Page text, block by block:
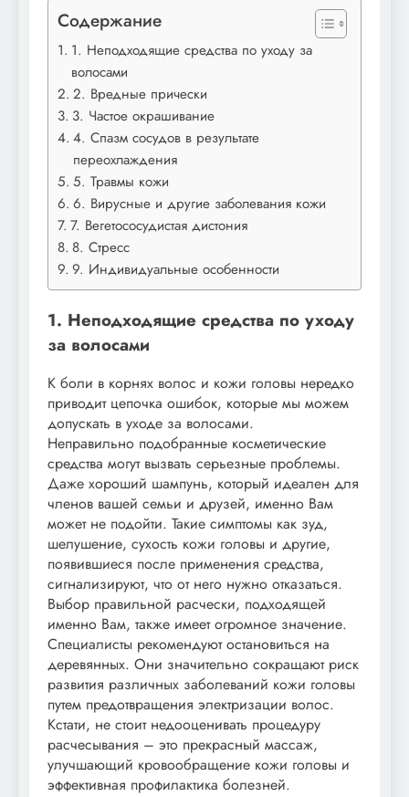
Содержание
1. Неподходящие средства по уходу за
волосами
2. Вредные прически
3. Частое окрашивание
4. Спазм сосудов в результате
переохлаждения
5. Травмы кожи
6. Вирусные и другие заболевания кожи
7. Вегетососудистая дистония
8. Стресс
9. Индивидуальные особенности
1. Неподходящие средства по уходу
за волосами
К боли в корнях волос и кожи головы нередко
приводит цепочка ошибок, которые мы можем
допускать в уходе за волосами.
Неправильно подобранные косметические
средства могут вызвать серьезные проблемы.
Даже хороший шампунь, который идеален для
членов вашей семьи и друзей, именно Вам
может не подойти. Такие симптомы как зуд,
шелушение, сухость кожи головы и другие,
появившиеся после применения средства,
сигнализируют, что от него нужно отказаться.
Выбор правильной расчески, подходящей
именно Вам, также имеет огромное значение.
Специалисты рекомендуют остановиться на
деревянных. Они значительно сокращают риск
развития различных заболеваний кожи головы
путем предотвращения электризации волос.
Кстати, не стоит недооценивать процедуру
расчесывания – это прекрасный массаж,
улучшающий кровообращение кожи головы и
эффективная профилактика болезней.